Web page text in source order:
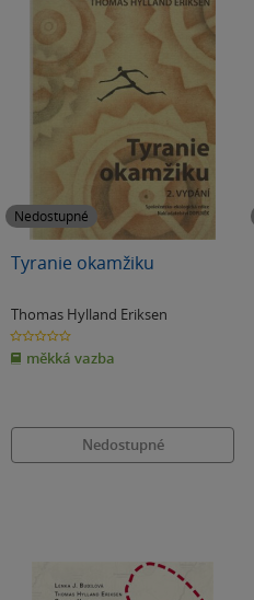
Nedostupné
Tyranie okamžiku
Thomas Hylland Eriksen
0.0
z
5
hvězdiček
měkká vazba
Nedostupné